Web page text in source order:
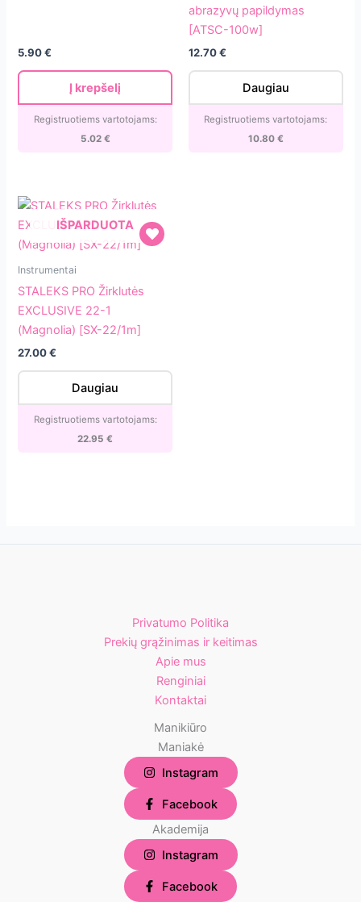
[MBE-
20s]
5.90€
Į krepšelį
Registruotiems vartotojams:
5.02 €
užmaunamas
dildės
[ATSC-
abrazyvų papildymas
[ATSC-100w]
12.70€
Daugiau
Registruotiems vartotojams:
10.80 €
STALEKS
1
22/1m]
IŠPARDUOTA
Instrumentai
STALEKS PRO Žirklutės
EXCLUSIVE 22-1
(Magnolia) [SX-22/1m]
27.00€
Daugiau
Registruotiems vartotojams:
22.95€
Privatumo Politika
Prekių grąžinimas ir keitimas
Apie mus
Renginiai
Kontaktai
Manikiūro
Maniakė
Instagram
Facebook
Akademija
Instagram
Facebook